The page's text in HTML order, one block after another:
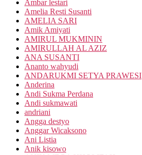
Ambar lestari
Amelia Resti Susanti
AMELIA SARI
Amik Amiyati
AMIRUL MUKMININ
AMIRULLAH AL AZIZ
ANA SUSANTI
Ananto wahyudi
ANDARUKMI SETYA PRAWESI
Anderina
Andi Sukma Perdana
Andi sukmawati
andriani
Angga destyo
Anggar Wicaksono
Ani Listia
Anik kisowo